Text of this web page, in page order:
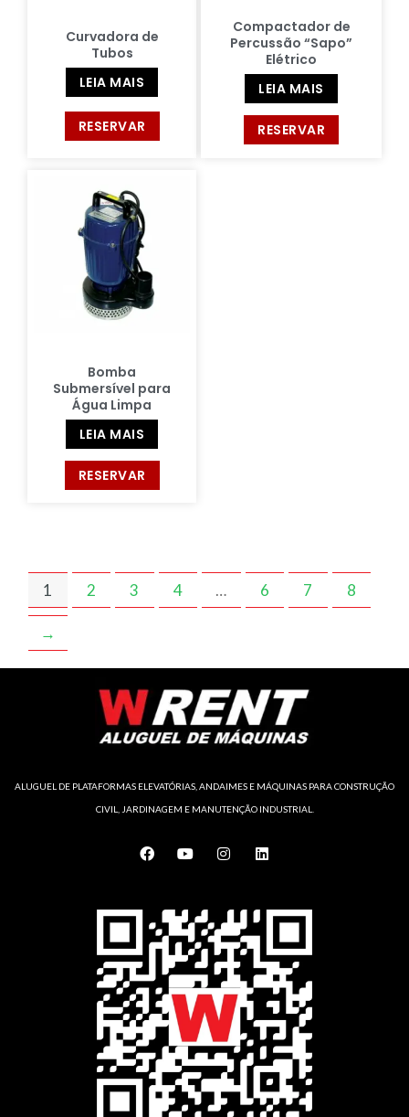
Curvadora de
Tubos
LEIA MAIS
RESERVAR
Compactador de
Percussão “Sapo”
Elétrico
LEIA MAIS
RESERVAR
Bomba
Submersível para
Água Limpa
LEIA MAIS
RESERVAR
1 2 3 4 … 6 7 8
→
ALUGUEL DE PLATAFORMAS ELEVATÓRIAS, ANDAIMES E MÁQUINAS PARA CONSTRUÇÃO
CIVIL, JARDINAGEM E MANUTENÇÃO INDUSTRIAL.
F
a
o
k
Y
o
b
e
I
n
g
r
a
m
L
i